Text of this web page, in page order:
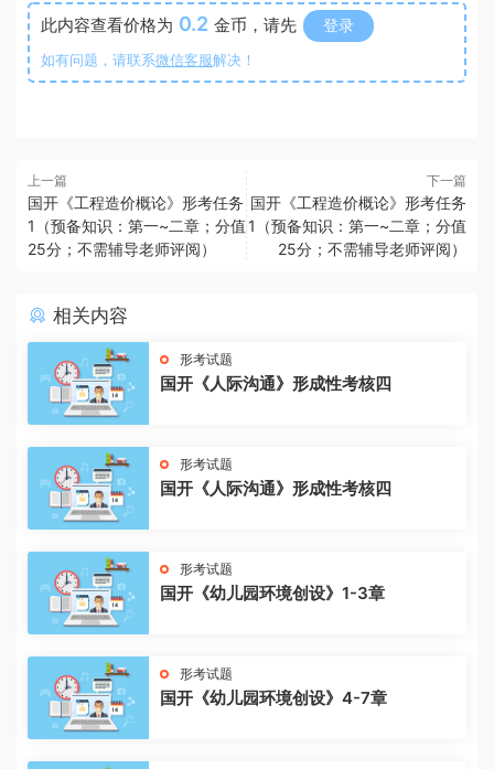
此内容查看价格为 0.2 金币，请先 登录
如有问题，请联系微信客服解决！
上一篇
国开《工程造价概论》形考任务
1（预备知识：第一~二章；分值
25分；不需辅导老师评阅）
下一篇
国开《工程造价概论》形考任务
1（预备知识：第一~二章；分值
25分；不需辅导老师评阅）
相关内容
形考试题
国开《人际沟通》形成性考核四
形考试题
国开《人际沟通》形成性考核四
形考试题
国开《幼儿园环境创设》1-3章
形考试题
国开《幼儿园环境创设》4-7章